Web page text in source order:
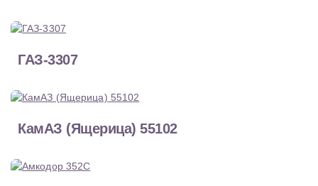
ГАЗ-3307
КамАЗ (Ящерица) 55102